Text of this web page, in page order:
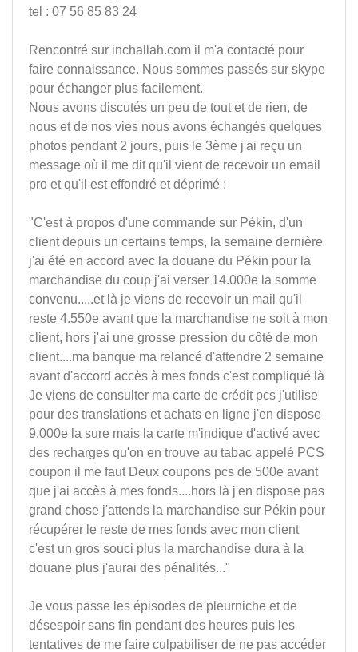
tel : 07 56 85 83 24
Rencontré sur inchallah.com il m'a contacté pour
faire connaissance. Nous sommes passés sur skype
pour échanger plus facilement.
Nous avons discutés un peu de tout et de rien, de
nous et de nos vies nous avons échangés quelques
photos pendant 2 jours, puis le 3ème j'ai reçu un
message où il me dit qu'il vient de recevoir un email
pro et qu'il est effondré et déprimé :
"C'est à propos d'une commande sur Pékin, d'un
client depuis un certains temps, la semaine dernière
j'ai été en accord avec la douane du Pékin pour la
marchandise du coup j'ai verser 14.000e la somme
convenu.....et là je viens de recevoir un mail qu'il
reste 4.550e avant que la marchandise ne soit à mon
client, hors j'ai une grosse pression du côté de mon
client....ma banque ma relancé d'attendre 2 semaine
avant d'accord accès à mes fonds c'est compliqué là
Je viens de consulter ma carte de crédit pcs j'utilise
pour des translations et achats en ligne j'en dispose
9.000e la sure mais la carte m'indique d'activé avec
des recharges qu'on en trouve au tabac appelé PCS
coupon il me faut Deux coupons pcs de 500e avant
que j'ai accès à mes fonds....hors là j'en dispose pas
grand chose j'attends la marchandise sur Pékin pour
récupérer le reste de mes fonds avec mon client
c'est un gros souci plus la marchandise dura à la
douane plus j'aurai des pénalités..."
Je vous passe les épisodes de pleurniche et de
désespoir sans fin pendant des heures puis les
tentatives de me faire culpabiliser de ne pas accéder